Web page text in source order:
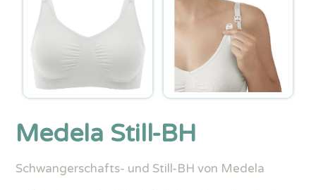
Medela Still-BH
Schwangerschafts- und Still-BH von Medela